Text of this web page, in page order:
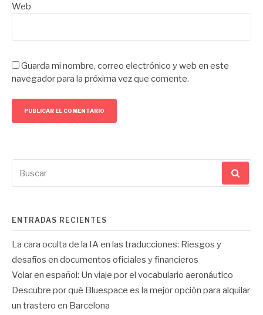
Web
Guarda mi nombre, correo electrónico y web en este
navegador para la próxima vez que comente.
por:
ENTRADAS RECIENTES
La cara oculta de la IA en las traducciones: Riesgos y
desafíos en documentos oficiales y financieros
Volar en español: Un viaje por el vocabulario aeronáutico
Descubre por qué Bluespace es la mejor opción para alquilar
un trastero en Barcelona